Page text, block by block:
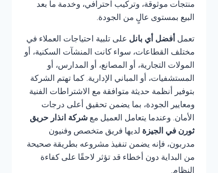
منتجات موثوقة، وتركيب احترافي، وخدمة ما بعد
البيع بمستوى عالٍ من الجودة.
تعمل أفضل أي بانل على تلبية احتياجات العملاء في
مختلف القطاعات، سواء كانت المنشآت السكنية، أو
المولات التجارية، أو المصانع، أو المدارس، أو
المستشفيات، أو المباني الإدارية. كما تهتم الشركة
بتوفير أنظمة حديثة متوافقة مع الاشتراطات الفنية
ومعايير الجودة، بما يضمن تحقيق أعلى درجات
الأمان. وعندما يتعامل العميل مع شركة انذار حريق
ثورن في الجيزة لديها فريق متخصص وفنيون
مدربون، فإنه يضمن تنفيذ مشروعه بطريقة صحيحة
من البداية دون أخطاء قد تؤثر لاحقًا على كفاءة